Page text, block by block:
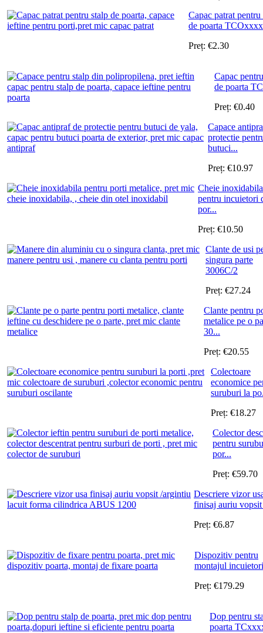
Capac patrat pentru
de poarta TCOxxxx
Preț: €2.30
Capac
de poarta
Preț: €0.40
Capace
protectie
butuci...
Preț: €10.97
Cheie inoxidabila
pentru incuietori
por...
Preț: €10.50
Clante de usi
singura parte
3006C/2
Preț: €27.24
Clante pentru
metalice pe o
30...
Preț: €20.55
Colectoare
economice
suruburi la
Preț: €18.27
Colector
pentru
por...
Preț: €59.70
Descriere vizor
finisaj auriu
Preț: €6.87
Dispozitiv pentru
montajul
Preț: €179.29
Dop pentru
poarta